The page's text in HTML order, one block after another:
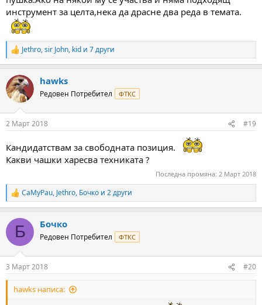
инструмент за целта,нека да драсне два реда в темата.
R
e
c
t
i
s
Jethro,sir John, kid и 7 други
hawks
Редовен Потребител ФТКС
2 Март 2018 #19
Кандидатствам за свободната позиция.
Какви чашки харесва техниката ?
Последна промяна: 2 Март 2018
R
e
c
i
s
:
CaMyPau, Jethro, Бочко и 2 други
Б Бочко
Редовен Потребител ФТКС
3 Март 2018 #20
hawks написа: